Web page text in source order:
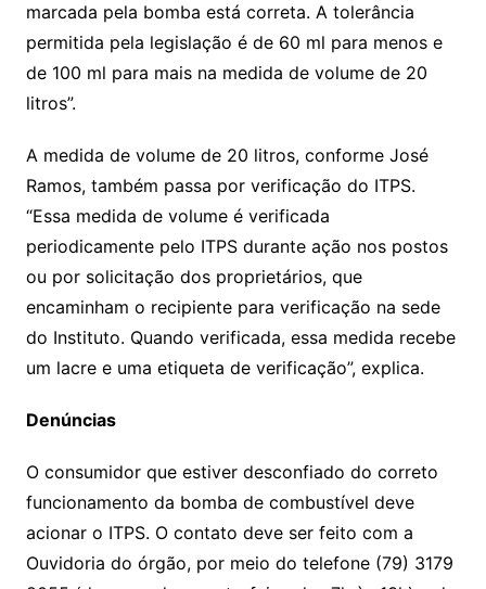
marcada pela bomba está correta. A tolerância
permitida pela legislação é de 60 ml para menos e
de 100 ml para mais na medida de volume de 20
litros”.
A medida de volume de 20 litros, conforme José
Ramos, também passa por verificação do ITPS.
“Essa medida de volume é verificada
periodicamente pelo ITPS durante ação nos postos
ou por solicitação dos proprietários, que
encaminham o recipiente para verificação na sede
do Instituto. Quando verificada, essa medida recebe
um lacre e uma etiqueta de verificação”, explica.
Denúncias
O consumidor que estiver desconfiado do correto
funcionamento da bomba de combustível deve
acionar o ITPS. O contato deve ser feito com a
Ouvidoria do órgão, por meio do telefone (79) 3179